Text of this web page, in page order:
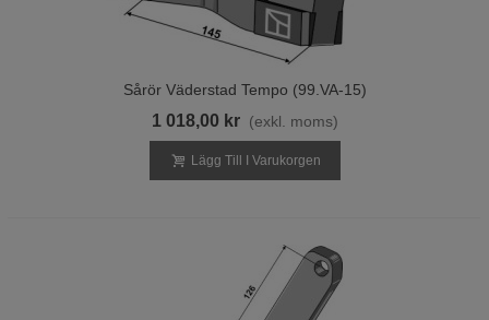
Sårör Väderstad Tempo (99.VA-15)
1 018,00 kr (exkl. moms)
Lägg Till I Varukorgen